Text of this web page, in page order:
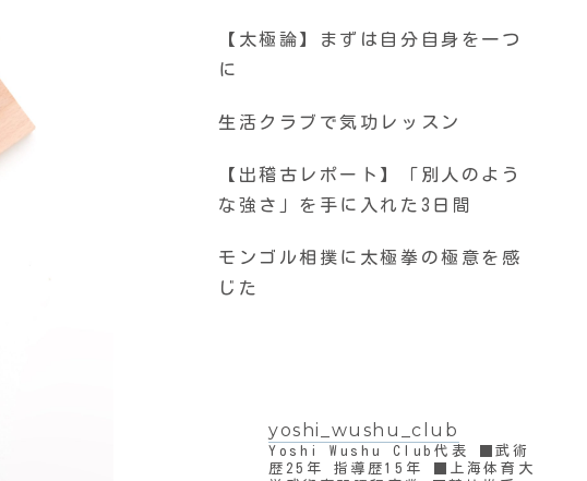
【太極論】まずは自分自身を一つ
に
生活クラブで気功レッスン
【出稽古レポート】「別人のよう
な強さ」を手に入れた3日間
モンゴル相撲に太極拳の極意を感
じた
yoshi_wushu_club
Yoshi Wushu Club代表
■武術
歴25年 指導歴15年
■上海体育大